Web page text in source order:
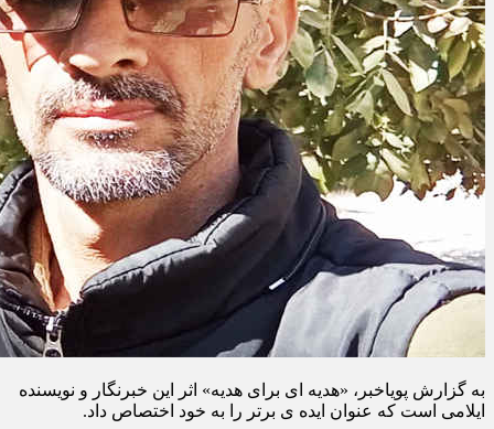
به گزارش پویاخبر، «هدیه ای برای هدیه» اثر این خبرنگار و نویسنده
ایلامی است که عنوان ایده ی برتر را به خود اختصاص داد.